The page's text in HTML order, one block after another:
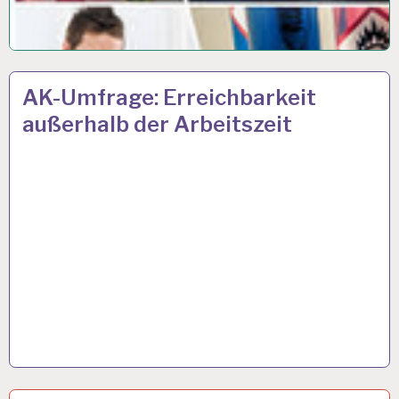
12-
STUNDEN-
ARBEITSTAG…
AK-Umfrage: Erreichbarkeit
außerhalb der Arbeitszeit
10 APR. 2018